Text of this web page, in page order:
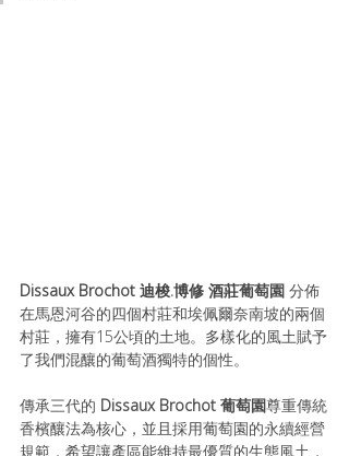
Dissaux Brochot 迪梭.博修 酒莊葡萄園 分佈
在馬恩河谷的四個村莊和埃佩爾奈南坡的兩個
村莊，擁有15公頃的土地。多樣化的風土賦予
了我們混釀的葡萄酒獨特的個性。
傳承三代的 Dissaux Brochot 葡萄園尊重傳統
香檳釀法為核心，並且採用葡萄園的永續經營
規範，希望讓產區能維持最優質的生態風土，